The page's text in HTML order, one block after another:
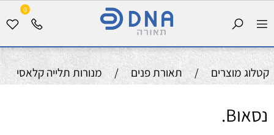
0
קטלוג מוצרים / תאורת פנים / מנורות תלייה קלאסי
נסאוB.